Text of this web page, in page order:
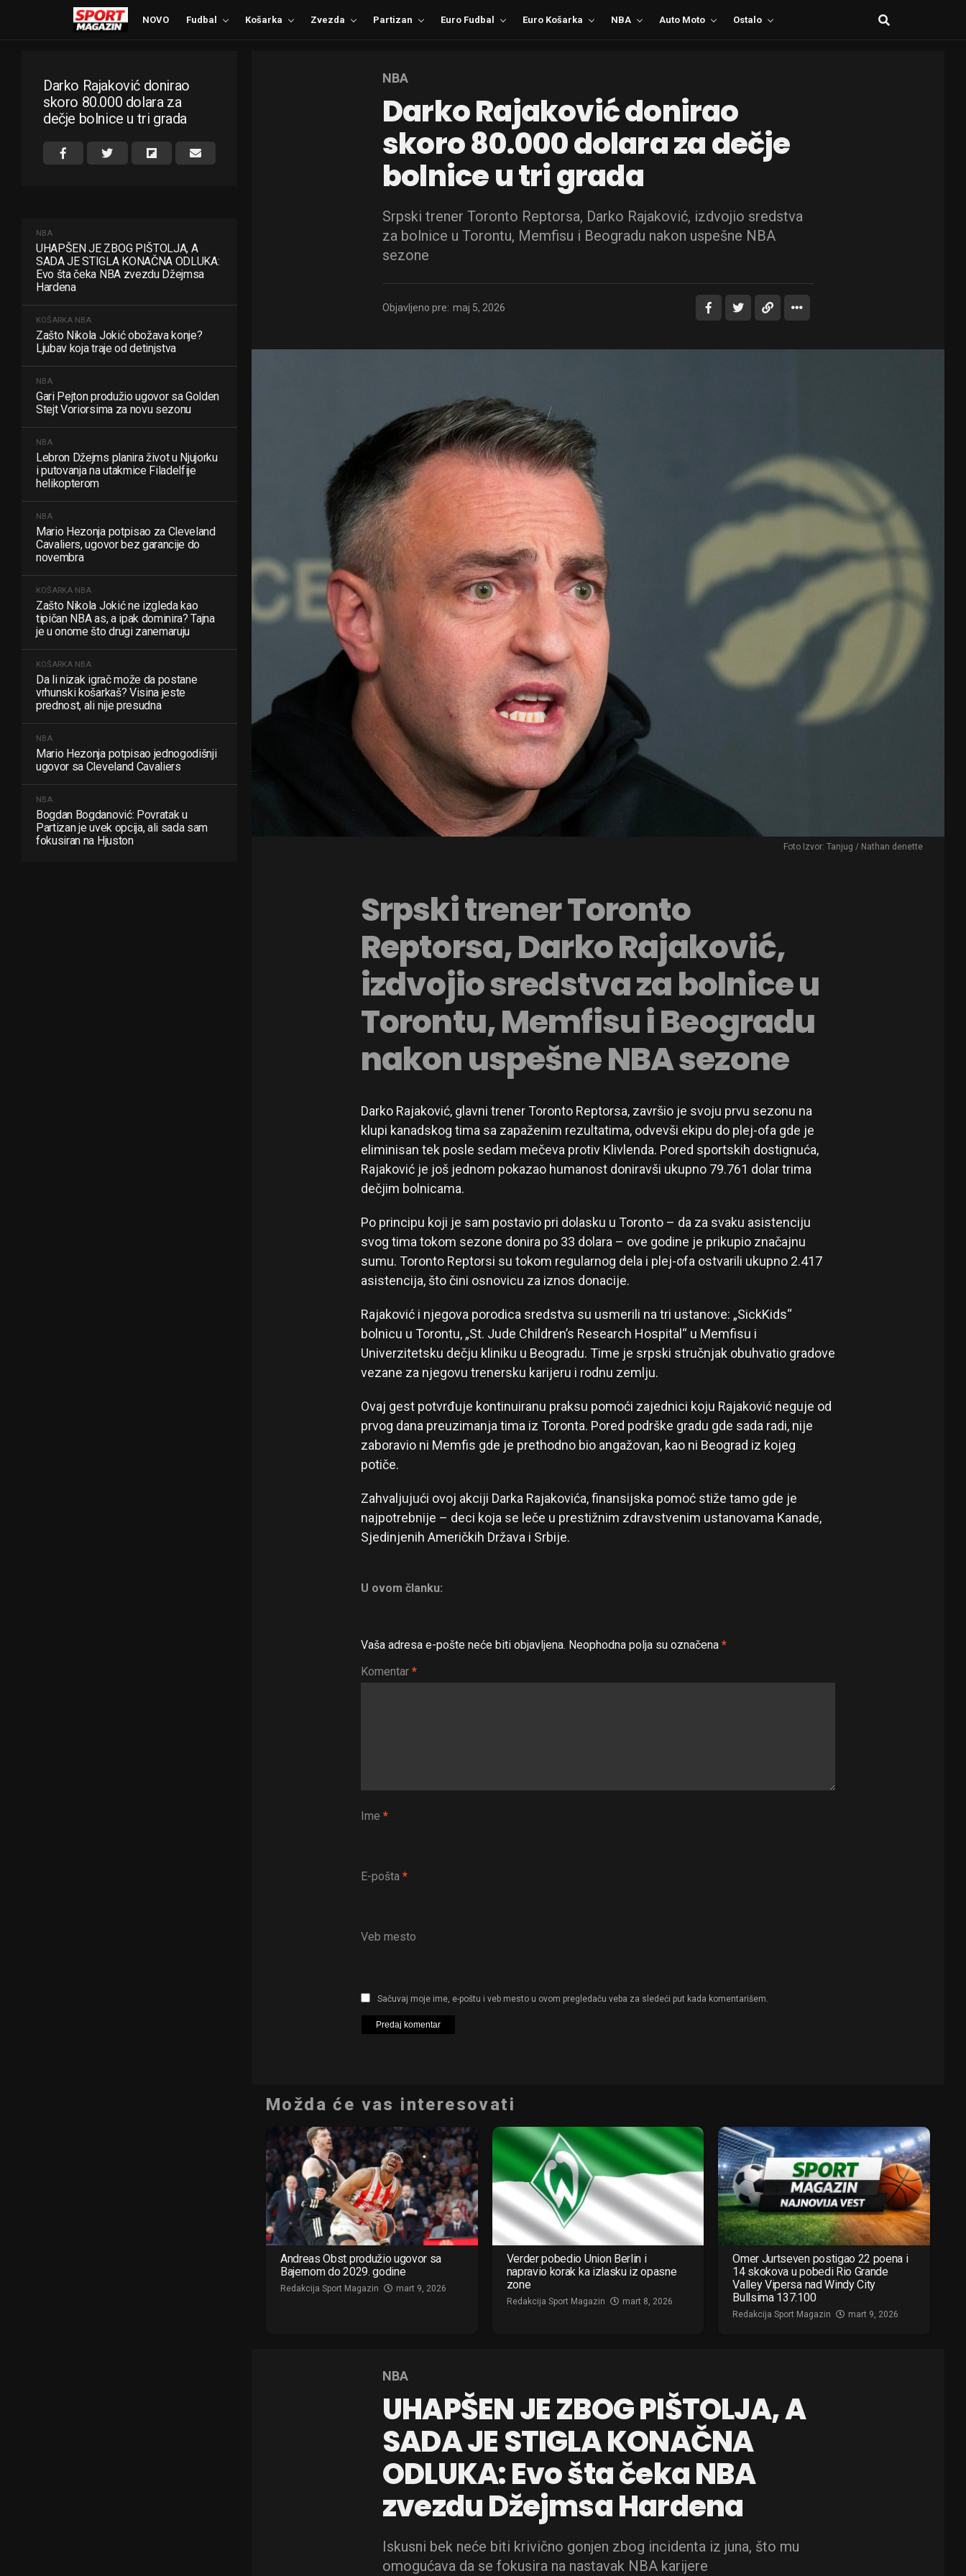
NOVO Fudbal Košarka Zvezda Partizan Euro Fudbal Euro Košarka NBA Auto Moto Ostalo
Darko Rajaković donirao
skoro 80.000 dolara za
dečje bolnice u tri grada
NBA
UHAPŠEN JE ZBOG PIŠTOLJA, A
SADA JE STIGLA KONAČNA ODLUKA:
Evo šta čeka NBA zvezdu Džejmsa
Hardena
KOŠARKA NBA
Zašto Nikola Jokić obožava konje?
Ljubav koja traje od detinjstva
NBA
Gari Pejton produžio ugovor sa Golden
Stejt Voriorsima za novu sezonu
NBA
Lebron Džejms planira život u Njujorku
i putovanja na utakmice Filadelfije
helikopterom
NBA
Mario Hezonja potpisao za Cleveland
Cavaliers, ugovor bez garancije do
novembra
KOŠARKA NBA
Zašto Nikola Jokić ne izgleda kao
tipičan NBA as, a ipak dominira? Tajna
je u onome što drugi zanemaruju
KOŠARKA NBA
Da li nizak igrač može da postane
vrhunski košarkaš? Visina jeste
prednost, ali nije presudna
NBA
Mario Hezonja potpisao jednogodišnji
ugovor sa Cleveland Cavaliers
NBA
Bogdan Bogdanović: Povratak u
Partizan je uvek opcija, ali sada sam
fokusiran na Hjuston
NBA
Darko Rajaković donirao
skoro 80.000 dolara za dečje
bolnice u tri grada
Srpski trener Toronto Reptorsa, Darko Rajaković, izdvojio sredstva
za bolnice u Torontu, Memfisu i Beogradu nakon uspešne NBA
sezone
Objavljeno pre: maj 5, 2026
Foto Izvor: Tanjug / Nathan denette
Srpski trener Toronto
Reptorsa, Darko Rajaković,
izdvojio sredstva za bolnice u
Torontu, Memfisu i Beogradu
nakon uspešne NBA sezone
Darko Rajaković, glavni trener Toronto Reptorsa, završio je svoju prvu sezonu na
klupi kanadskog tima sa zapaženim rezultatima, odvevši ekipu do plej-ofa gde je
eliminisan tek posle sedam mečeva protiv Klivlenda. Pored sportskih dostignuća,
Rajaković je još jednom pokazao humanost doniravši ukupno 79.761 dolar trima
dečjim bolnicama.
Po principu koji je sam postavio pri dolasku u Toronto – da za svaku asistenciju
svog tima tokom sezone donira po 33 dolara – ove godine je prikupio značajnu
sumu. Toronto Reptorsi su tokom regularnog dela i plej-ofa ostvarili ukupno 2.417
asistencija, što čini osnovicu za iznos donacije.
Rajaković i njegova porodica sredstva su usmerili na tri ustanove: „SickKids“
bolnicu u Torontu, „St. Jude Children’s Research Hospital“ u Memfisu i
Univerzitetsku dečju kliniku u Beogradu. Time je srpski stručnjak obuhvatio gradove
vezane za njegovu trenersku karijeru i rodnu zemlju.
Ovaj gest potvrđuje kontinuiranu praksu pomoći zajednici koju Rajaković neguje od
prvog dana preuzimanja tima iz Toronta. Pored podrške gradu gde sada radi, nije
zaboravio ni Memfis gde je prethodno bio angažovan, kao ni Beograd iz kojeg
potiče.
Zahvaljujući ovoj akciji Darka Rajakovića, finansijska pomoć stiže tamo gde je
najpotrebnije – deci koja se leče u prestižnim zdravstvenim ustanovama Kanade,
Sjedinjenih Američkih Država i Srbije.
U ovom članku:
Vaša adresa e-pošte neće biti objavljena. Neophodna polja su označena *
Komentar *
Ime *
E-pošta *
Veb mesto
Sačuvaj moje ime, e-poštu i veb mesto u ovom pregledaču veba za sledeći put kada komentarišem.
Možda će vas interesovati
Andreas Obst produžio ugovor sa
Bajernom do 2029. godine
Redakcija Sport Magazin mart 9, 2026
Verder pobedio Union Berlin i
napravio korak ka izlasku iz opasne
zone
Redakcija Sport Magazin mart 8, 2026
Omer Jurtseven postigao 22 poena i
14 skokova u pobedi Rio Grande
Valley Vipersa nad Windy City
Bullsima 137:100
Redakcija Sport Magazin mart 9, 2026
NBA
UHAPŠEN JE ZBOG PIŠTOLJA, A
SADA JE STIGLA KONAČNA
ODLUKA: Evo šta čeka NBA
zvezdu Džejmsa Hardena
Iskusni bek neće biti krivično gonjen zbog incidenta iz juna, što mu
omogućava da se fokusira na nastavak NBA karijere